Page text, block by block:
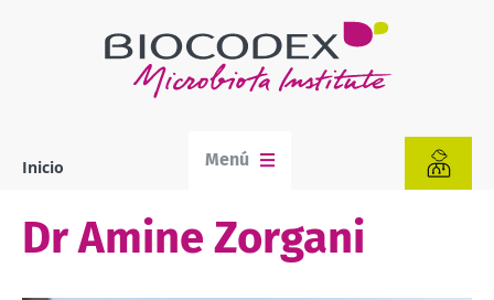
de
ayuda
Inicio Menú
Dr Amine Zorgani